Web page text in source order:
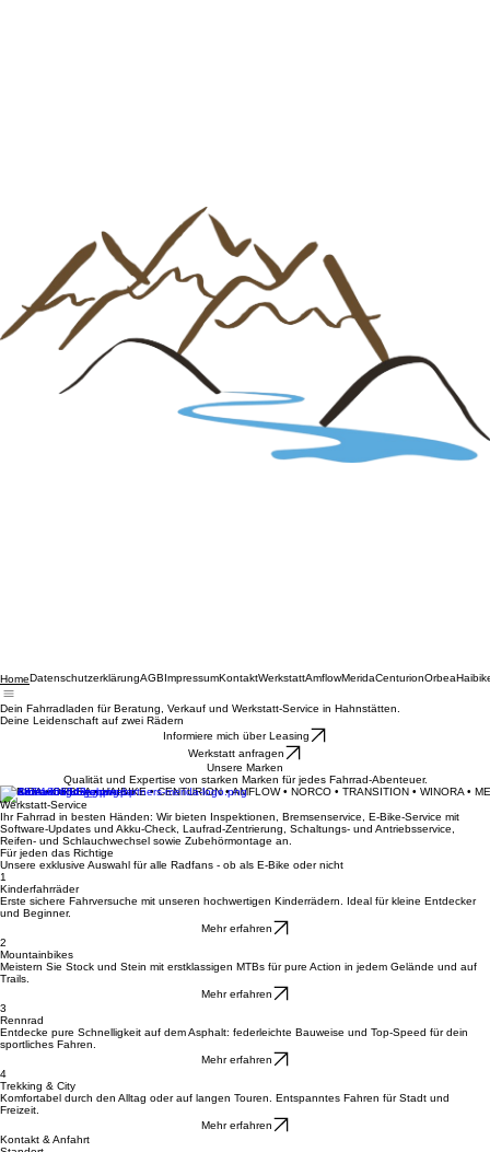
HomeDatenschutzerklärungAGB ImpressumKontaktWerkstattAmflowMeridaCenturion
Dein Fahrradladen für Beratung, Verkauf und Werkstatt-Service in Hahnstätten.
Informiere mich über Leasing
Werkstatt anfragen
Qualität und Expertise von starken Marken für jedes Fahrrad-Abenteuer.
MERIDA • ORBEA • HAIBIKE • CENTURION • AMFLOW • NORCO • TRANSITION • WINORA •
Werkstatt-Service
Ihr Fahrrad in besten Händen: Wir bieten Inspektionen, Bremsenservice, E-Bike-Service mit
Software-Updates und Akku-Check, Laufrad-Zentrierung, Schaltungs- und Antriebsservice,
Reifen- und Schlauchwechsel sowie Zubehörmontage an.
Für jeden das Richtige
Unsere exklusive Auswahl für alle Radfans - ob als E-Bike oder nicht
1
Erste sichere Fahrversuche mit unseren hochwertigen Kinderrädern. Ideal für kleine Entdecker
und Beginner.
Mehr erfahren
2
Meistern Sie Stock und Stein mit erstklassigen MTBs für pure Action in jedem Gelände und auf
Trails.
Mehr erfahren
3
Entdecke pure Schnelligkeit auf dem Asphalt: federleichte Bauweise und Top-Speed für dein
sportliches Fahren.
Mehr erfahren
4
Komfortabel durch den Alltag oder auf langen Touren. Entspanntes Fahren für Stadt und
Freizeit.